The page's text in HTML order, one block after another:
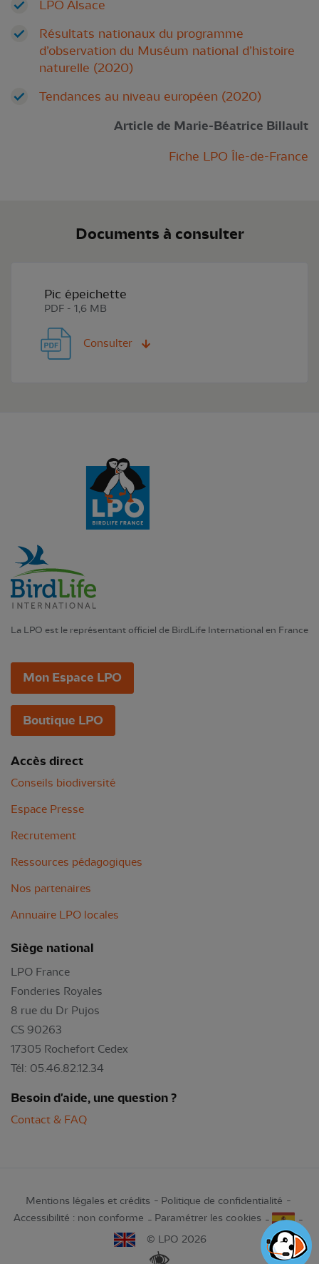
LPO Alsace
Résultats nationaux du programme
d’observation du Muséum national d’histoire
naturelle (2020)
Tendances au niveau européen (2020)
Article de Marie-Béatrice Billault
Fiche LPO Île-de-France
Documents à consulter
Pic épeichette
PDF - 1,6 MB
Consulter
La LPO est le représentant officiel de BirdLife International en France
Mon Espace LPO
Boutique LPO
Accès direct
Conseils biodiversité
Espace Presse
Recrutement
Ressources pédagogiques
Nos partenaires
Annuaire LPO locales
Siège national
LPO France
Fonderies Royales
8 rue du Dr Pujos
CS 90263
17305 Rochefort Cedex
Tél: 05.46.82.12.34
Besoin d'aide, une question ?
Contact & FAQ
Mentions légales et crédits
Politique de confidentialité
Accessibilité : non conforme
Paramétrer les cookies
© LPO 2026